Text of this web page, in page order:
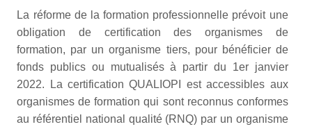
La réforme de la formation professionnelle prévoit une
obligation de certification des organismes de
formation, par un organisme tiers, pour bénéficier de
fonds publics ou mutualisés à partir du 1er janvier
2022. La certification QUALIOPI est accessibles aux
organismes de formation qui sont reconnus conformes
au référentiel national qualité (RNQ) par un organisme